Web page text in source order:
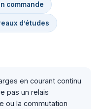
commande
d’études
en courant continu
pas un relais
ou la commutation